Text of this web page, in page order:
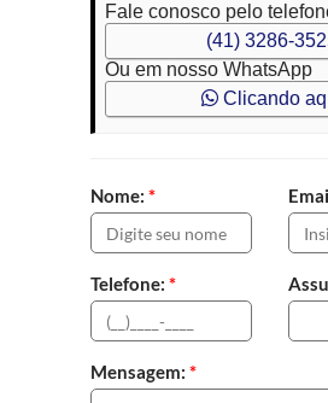
Fale conosco pelo
(41) 3286-
Ou em nosso WhatsApp
Clicando
Nome: *
Telefone: *
Mensagem: *